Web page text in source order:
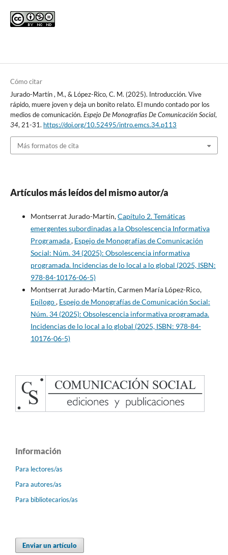
Cómo citar
Jurado-Martín , M., & López-Rico, C. M. (2025). Introducción. Vive
rápido, muere joven y deja un bonito relato. El mundo contado por los
medios de comunicación. Espejo De Monografías De Comunicación Social,
34, 21-31. https://doi.org/10.52495/intro.emcs.34.p113
Más formatos de cita
Artículos más leídos del mismo autor/a
Montserrat Jurado-Martín,Capítulo 2. Temáticas
emergentes subordinadas a la Obsolescencia Informativa
Programada, Espejo de Monografías de Comunicación
Social: Núm. 34 (2025): Obsolescencia informativa
programada. Incidencias de lo local a lo global (2025, ISBN:
978-84-10176-06-5)
Montserrat Jurado-Martín, Carmen María López-Rico,
Epílogo, Espejo de Monografías de Comunicación Social:
Núm. 34 (2025): Obsolescencia informativa programada.
Incidencias de lo local a lo global (2025, ISBN: 978-84-
10176-06-5)
Información
Para lectores/as
Para autores/as
Para bibliotecarios/as
Enviar un artículo